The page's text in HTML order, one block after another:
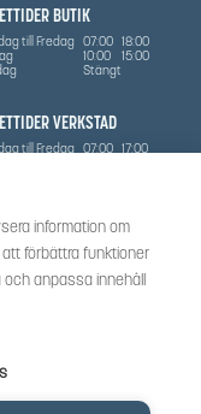
information om
förbättra funktioner
och anpassa innehåll
BUTIK
till Fredag 07:00 18:00
10:00
15:00
Stängt
VERKSTAD
till Fredag 07:00 17:00
till Uppsala med omnejd. Vi
produktsortiment, gällande